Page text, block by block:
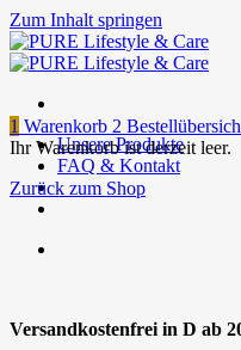
Zum Inhalt springen
Unsere Produkte
FAQ & Kontakt
1 Warenkorb 2
Ihr Warenkorb ist derzeit leer.
Zurück zum Shop
Versandkostenfrei in D ab